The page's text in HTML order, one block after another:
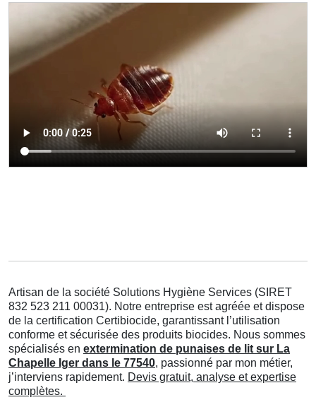
Artisan de la société Solutions Hygiène Services (SIRET
832 523 211 00031). Notre entreprise est agréée et dispose
de la certification Certibiocide, garantissant l’utilisation
conforme et sécurisée des produits biocides. Nous sommes
spécialisés en extermination de punaises de lit sur La
Chapelle Iger dans le 77540, passionné par mon métier,
j’interviens rapidement. Devis gratuit, analyse et expertise
complètes.